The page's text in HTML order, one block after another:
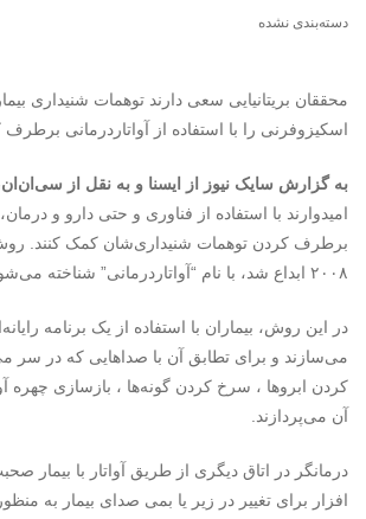
دسته‌بندی نشده
محققان بریتانیایی سعی دارند توهمات شنیداری
اسکیزوفرنی را با استفاده از آواتاردرمانی برطرف
به گزارش سایک نیوز از ایسنا و به نقل از
امیدوارند با استفاده از فناوری و حتی دارو و درمان،
برطرف کردن توهمات شنیداری‌شان کمک کنند.
۲۰۰۸ ابداع شد، با نام “آواتاردرمانی” شناخته می‌شود
در این روش، بیماران با استفاده از یک برنامه
می‌سازند و برای تطابق آن با صداهایی که در سر
کردن ابروها ، سرخ کردن گونه‌ها ، بازسازی چهره
آن می‌پردازند.
درمانگر در اتاق دیگری از طریق آواتار با بیمار
افزار برای تغییر در زیر یا بمی صدای بیمار به